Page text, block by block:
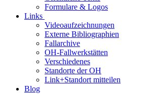
Formulare & Logos
Links
Videoaufzeichnungen
Externe Bibliographien
Fallarchive
OH-Fallwerkstätten
Verschiedenes
Standorte der OH
Link+Standort mitteilen
Blog